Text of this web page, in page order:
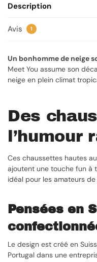
Description
Avis 1
Un bonhomme de neige
Meet You assume son
neige en plein climat
Des
Ces chaussettes hautes
ajoutent une touche fun à
idéal pour les amateurs
Pensées en
Le design est créé en
Portugal dans une